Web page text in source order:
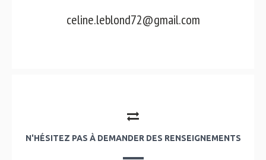
celine.leblond72@gmail.com
N'HÉSITEZ PAS À DEMANDER DES RENSEIGNEMENTS